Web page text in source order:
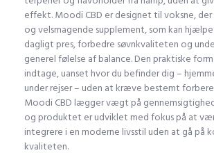
effekt. Moodi CBD er designet til voksne,
og velsmagende supplement, som kan
dagligt pres, forbedre søvnkvaliteten og
generel følelse af balance. Den praktiske
indtage, uanset hvor du befinder dig –
under rejser – uden at kræve bestemt
Moodi CBD lægger vægt på
og produktet er udviklet med fokus på at
integrere i en moderne livsstil uden at gå på
kvaliteten.